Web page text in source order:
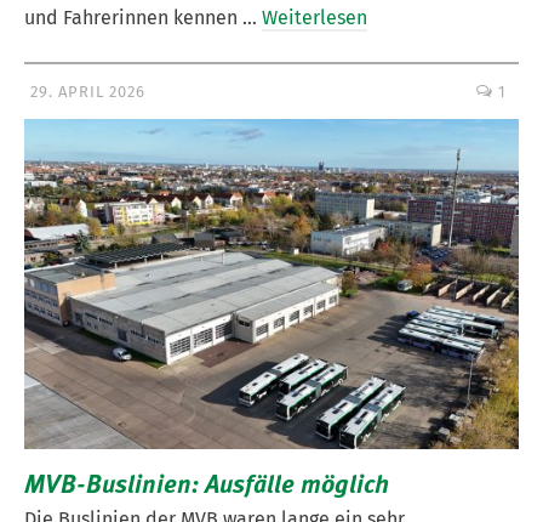
und Fahrerinnen kennen … Weiterlesen
29. APRIL 2026 1
MVB-Buslinien: Ausfälle möglich